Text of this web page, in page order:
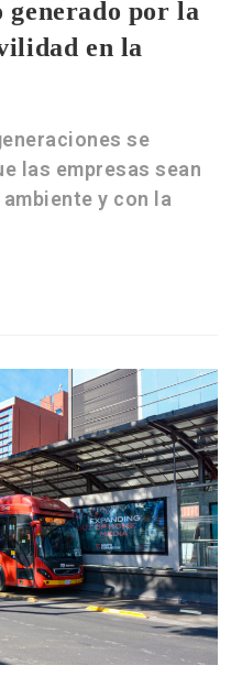
por la
en la
se
las empresas sean
y con la